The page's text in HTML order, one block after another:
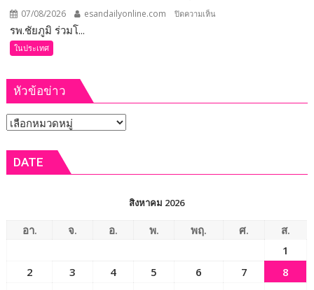
งาน
07/08/2026 esandailyonline.com ปิดความเห็น
12
กุศล
รพ.ชัยภูมิ ร่วมโ...
ในประเทศ
หัวข้อข่าว
หัวข้อ
DATE
สิงหาคม 2026
อา. จ. อ. พ. พฤ. ศ.
ส.
1
2
3 4 5 6 7
8